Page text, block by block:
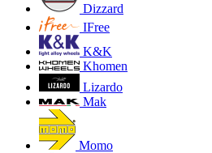
Dizzard
IFree
K&K
Khomen
Lizardo
Mak
Momo